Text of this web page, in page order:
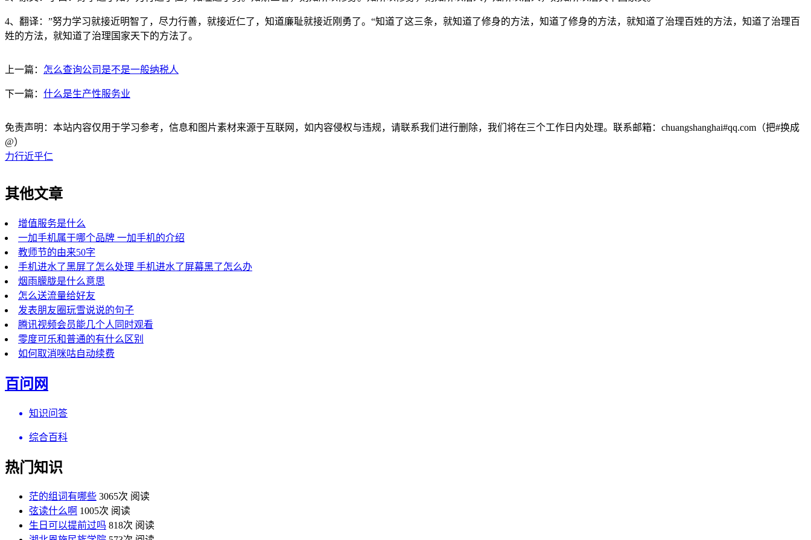
4、翻译：”努力学习就接近明智了，尽力行善，就接近仁了，知道廉耻就接近刚勇了。“知道了这三条，就知道了修身的方法，知道了修身的方法，就知道了治理百姓的方法，知道了治理百
姓的方法，就知道了治理国家天下的方法了。
上一篇： 怎么查询公司是不是一般纳税人
下一篇： 什么是生产性服务业
免责声明：本站内容仅用于学习参考，信息和图片素材来源于互联网，如内容侵权与违规，请联系我们进行删除，我们将在三个工作日内处理。联系邮箱：chuangshanghai#qq.com（把#换成
@）
力行近乎仁
其他文章
增值服务是什么
一加手机属于哪个品牌 一加手机的介绍
教师节的由来50字
手机进水了黑屏了怎么处理 手机进水了屏幕黑了怎么办
烟雨朦胧是什么意思
怎么送流量给好友
发表朋友圈玩雪说说的句子
腾讯视频会员能几个人同时观看
零度可乐和普通的有什么区别
如何取消咪咕自动续费
百问网
知识问答
综合百科
热门知识
茫的组词有哪些 3065次 阅读
弦读什么啊 1005次 阅读
生日可以提前过吗 818次 阅读